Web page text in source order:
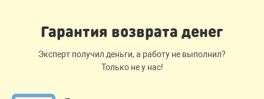
Гарантия возврата денег
Эксперт получил деньги, а работу не выполнил?
Только не у нас!